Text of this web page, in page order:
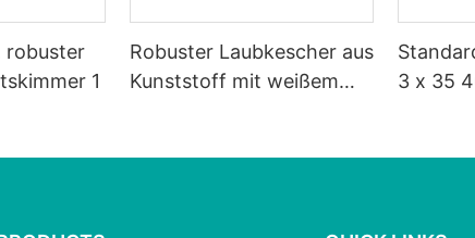
robuster
1
Robuster Laubkescher aus
Kunststoff mit weißem
3 x 35